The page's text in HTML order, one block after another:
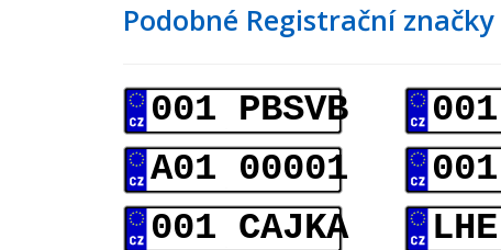
Podobné Registrační
001 PBSVB
A01 00001
001 CAJKA